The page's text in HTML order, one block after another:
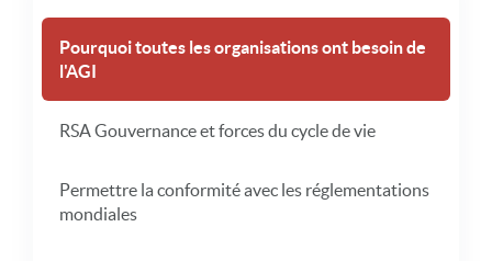
Pourquoi toutes les organisations ont besoin de
l'AGI
RSA Gouvernance et forces du cycle de vie
Permettre la conformité avec les réglementations
mondiales